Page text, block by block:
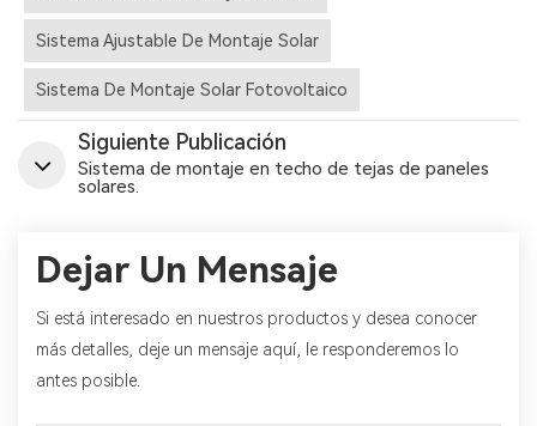
Sistema Ajustable De Montaje Solar
Sistema De Montaje Solar Fotovoltaico
Siguiente Publicación
Sistema de montaje en techo de tejas de paneles
solares.
Dejar Un Mensaje
Si está interesado en nuestros productos y desea conocer
más detalles, deje un mensaje aquí, le responderemos lo
antes posible.